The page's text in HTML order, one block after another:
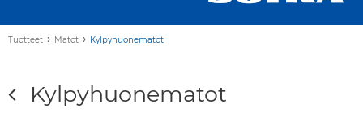
Tuotteet › Matot › Kylpyhuonematot
Kylpyhuonematot